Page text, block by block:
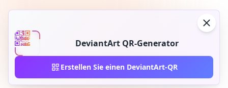
DeviantArt QR-Generator
Erstellen Sie einen DeviantArt-QR
2026 © QR-Build. QR-Build. Alle Rechte vorbehalten